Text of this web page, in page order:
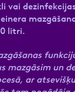
litri.
un
ar